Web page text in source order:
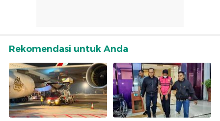
Rekomendasi untuk Anda